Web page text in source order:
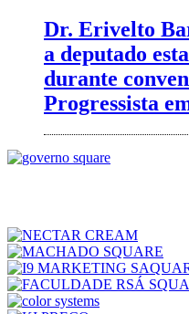
Dr. Erivelto
a deputado
durante
Progressista